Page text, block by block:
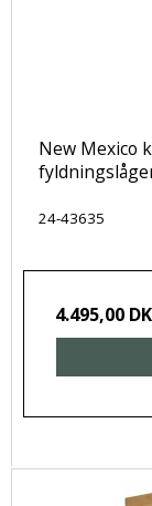
New Mexico
24-43635
4.495,00